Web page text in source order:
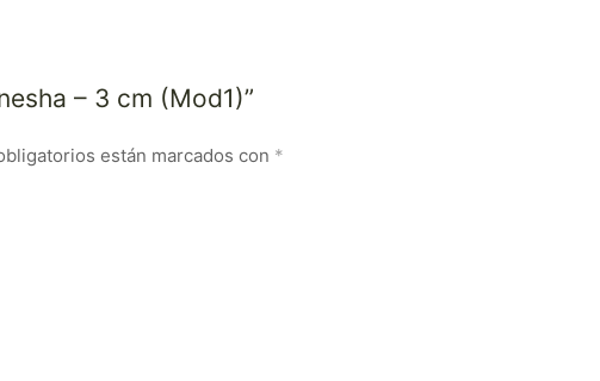
– 3 cm (Mod1)”
están marcados con *